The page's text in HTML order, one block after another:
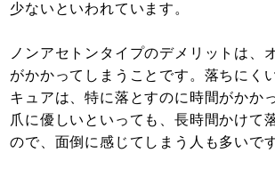
少ないといわれています。
ノンアセトンタイプのデメリットは、
がかかってしまうことです。落ちにく
キュアは、特に落とすのに時間がかか
爪に優しいといっても、長時間かけて
ので、面倒に感じてしまう人も多いです